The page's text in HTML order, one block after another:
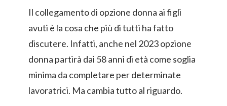
Il collegamento di opzione donna ai figli
avuti è la cosa che più di tutti ha fatto
discutere. Infatti, anche nel 2023 opzione
donna partirà dai 58 anni di età come soglia
minima da completare per determinate
lavoratrici. Ma cambia tutto al riguardo.